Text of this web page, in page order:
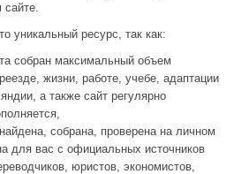
сайте.
уникальный ресурс, так как:
собран максимальный объем
жизни, работе, учебе, адаптации
а также сайт регулярно
собрана, проверена на личном
для вас с официальных источников
юристов, экономистов,